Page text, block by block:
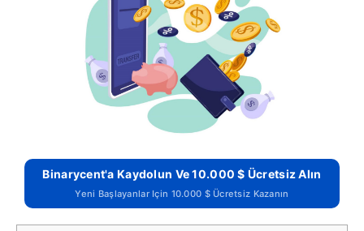
Binarycent'a Kaydolun Ve 10.000 $ Ücretsiz Alın
Yeni Başlayanlar Için 10.000 $ Ücretsiz Kazanın